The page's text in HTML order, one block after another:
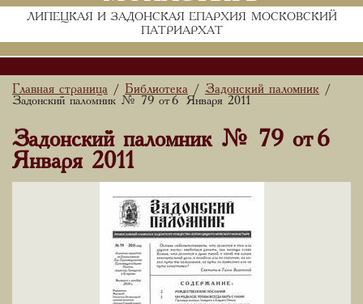
ЛИПЕЦКАЯ И ЗАДОНСКАЯ ЕПАРХИЯ МОСКОВСКИЙ
ПАТРИАРХАТ
Главная страница / Библиотека / Задонский паломник /
Задонский паломник № 79 от 6 Января 2011
Задонский паломник № 79 от 6
Января 2011